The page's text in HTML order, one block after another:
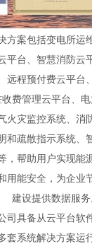
方案包括变电所运
平台、智慧消防云
远程预付费云平台
费管理云平台、
火灾监控系统、消
和疏散指示系统、
，帮助用户实现能
用能安全，为企业
建设提供数据服务
司具备从云平台软
套系统解决方案运